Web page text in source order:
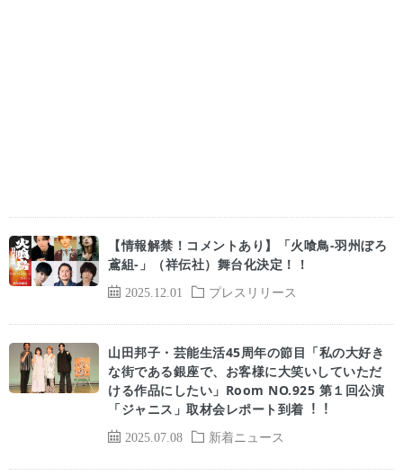
2025.12.01 プレスリリース
【情報解禁！コメントあり】「火喰鳥-羽州ぼろ
鳶組-」（祥伝社）舞台化決定！！
2025.07.08 新着ニュース
⼭⽥邦⼦・芸能⽣活45周年の節⽬「私の⼤好き
な街である銀座で、お客様に⼤笑いしていただ
ける作品にしたい」Room NO.925 第１回公演
「ジャニス」取材会レポート到着︕︕